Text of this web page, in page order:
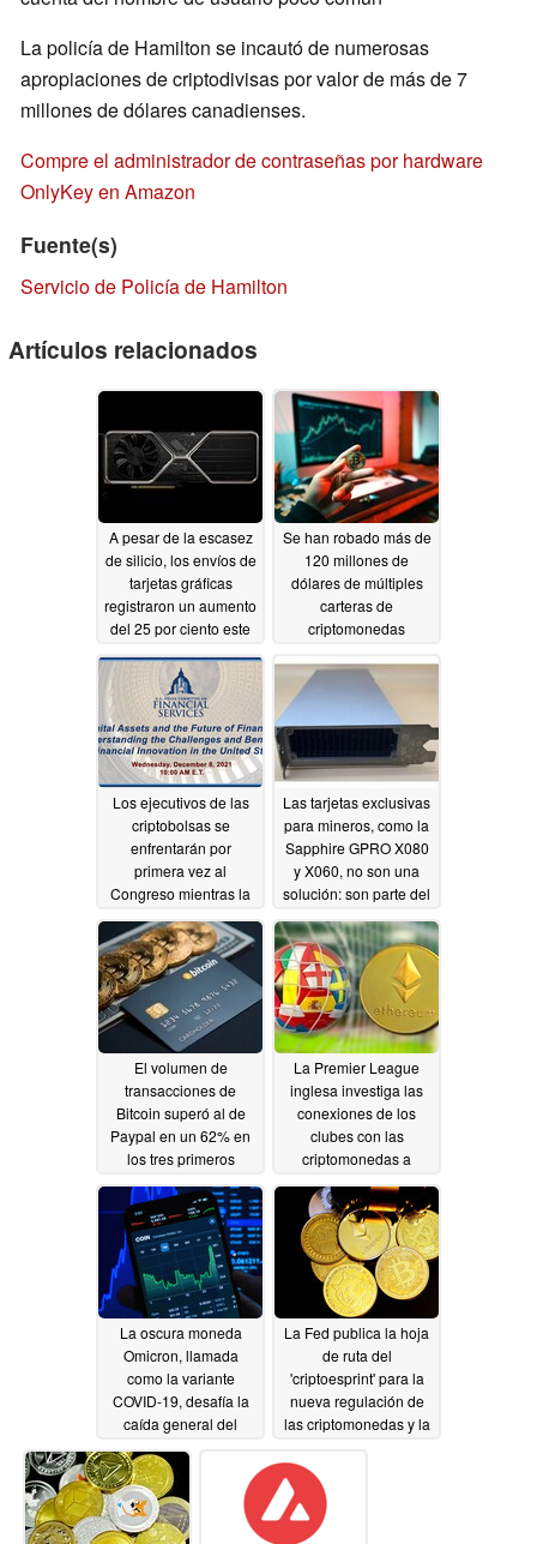
La policía de Hamilton se incautó de numerosas
apropiaciones de criptodivisas por valor de más de 7
millones de dólares canadienses.
Compre el administrador de contraseñas por hardware
OnlyKey en Amazon
Fuente(s)
Servicio de Policía de Hamilton
Artículos relacionados
A pesar de la escasez
de silicio, los envíos de
tarjetas gráficas
registraron un aumento
del 25 por ciento este
año, lo que plantea
dudas sobre el impacto
de la reventa y la
minería de
criptomonedas
12/04/2021
Se han robado más de
120 millones de
dólares de múltiples
carteras de
criptomonedas
BadgerDAO12/03/2021
Los ejecutivos de las
criptobolsas se
enfrentarán por
primera vez al
Congreso mientras la
SEC impulsa el
registro12/03/2021
Las tarjetas exclusivas
para mineros, como la
Sapphire GPRO X080
y X060, no son una
solución: son parte del
problema de
suministro global de
GPUs12/01/2021
El volumen de
transacciones de
Bitcoin superó al de
Paypal en un 62% en
los tres primeros
trimestres de 2021,
aún muy por detrás de
Mastercard y Visa
12/01/2021
La Premier League
inglesa investiga las
conexiones de los
clubes con las
criptomonedas a
medida que la posible
asociación con la
plataforma NFT gana
fuerza12/01/2021
La oscura moneda
Omicron, llamada
como la variante
COVID-19, desafía la
caída general del
mercado de
criptomonedas
11/29/2021
La Fed publica la hoja
de ruta del
'criptoesprint' para la
nueva regulación de
las criptomonedas y la
fiscal